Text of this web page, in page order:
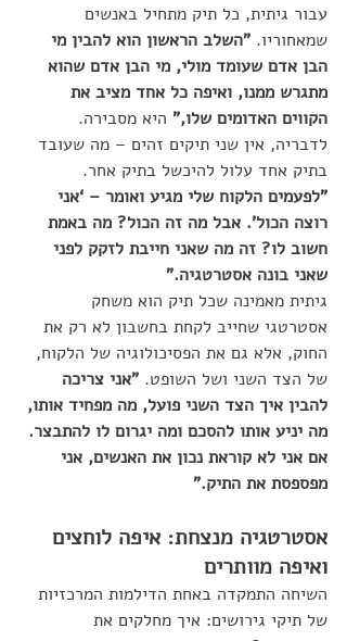
עבור גיתית, כל תיק מתחיל באנשים
שמאחוריו. "השלב הראשון הוא להבין מי
הבן אדם שעומד מולי, מי הבן אדם שהוא
מתגרש ממנו, ואיפה כל אחד מציב את
הקווים האדומים שלו," היא מסבירה.
לדבריה, אין שני תיקים זהים – מה שעובד
בתיק אחד עלול להיכשל בתיק אחר.
"לפעמים הלקוח שלי מגיע ואומר – ‘אני
רוצה הכול’. אבל מה זה הכול? מה באמת
חשוב לו? זה מה שאני חייבת לזקק לפני
שאני בונה אסטרטגיה."
גיתית מאמינה שכל תיק הוא משחק
אסטרטגי שחייב לקחת בחשבון לא רק את
החוק, אלא גם את הפסיכולוגיה של הלקוח,
של הצד השני ושל השופט. "אני צריכה
להבין איך הצד השני פועל, מה מפחיד אותו,
מה יניע אותו להסכם ומה יגרום לו להתבצר.
אם אני לא קוראת נכון את האנשים, אני
מפספסת את התיק."
אסטרטגיה מנצחת: איפה לוחצים
ואיפה מוותרים
השיחה התמקדה באחת הדילמות המרכזיות
של תיקי גירושים: איך מחלקים את